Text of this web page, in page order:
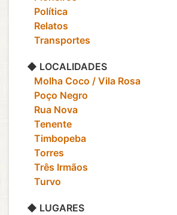
‎ ‎ ‎ Política
‎ ‎ ‎ Relatos
‎ ‎ ‎ Transportes
◆ LOCALIDADES
‎ ‎ ‎ Molha Coco / Vila Rosa
‎ ‎ ‎ Poço Negro
‎ ‎ ‎ Rua Nova
‎ ‎ ‎ Tenente
‎ ‎ ‎ Timbopeba
‎ ‎ ‎ Torres
‎ ‎ ‎ Três Irmãos
‎ ‎ ‎ Turvo
◆ LUGARES